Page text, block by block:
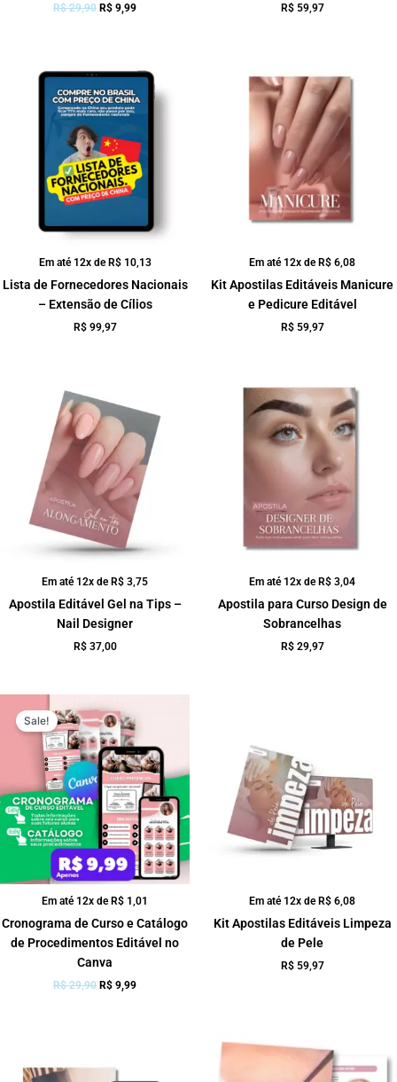
R$29,90 R$ 9,99 R$59,97
Em até 12x deR$10,13
Lista de Fornecedores Nacionais
– Extensão de Cílios
R$99,97
Em até 12x deR$ 6,08
Kit Apostilas Editáveis Manicure
e Pedicure Editável
R$59,97
Em até 12x deR$ 3,75
Apostila Editável Gel na Tips –
Nail Designer
R$37,00
Em até 12x deR$ 3,04
Apostila para Curso Design de
Sobrancelhas
R$29,97
Em até 12x deR$ 1,01
Sale!
Cronograma de Curso e Catálogo
de Procedimentos Editável no
Canva
R$29,90
preço
original
era:
R$ 29,90.
R$ 9,99
R$ 9,99.
Em até 12x deR$ 6,08
Kit Apostilas Editáveis Limpeza
de Pele
R$59,97